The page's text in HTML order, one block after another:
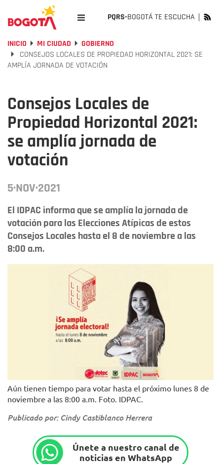
PQRS-BOGOTÁ TE ESCUCHA
INICIO MI CIUDAD
GOBIERNO
CONSEJOS LOCALES DE PROPIEDAD HORIZONTAL 2021: SE
AMPLÍA JORNADA DE VOTACIÓN
Consejos Locales de
Propiedad Horizontal 2021:
se amplía jornada de
votación
5·NOV·2021
El IDPAC informa que se amplía la jornada de
votación para las Elecciones Atípicas de estos
Consejos Locales hasta el 8 de noviembre a las
8:00 a.m.
Aún tienen tiempo para votar hasta el próximo lunes 8 de
noviembre a las 8:00 a.m. Foto. IDPAC.
Publicado por: Cindy Castiblanco Herrera
Únete a nuestro canal de
noticias en WhatsApp